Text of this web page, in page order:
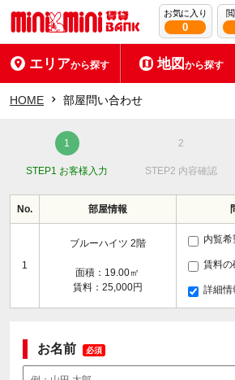
お気に入り
0
エリアから探す 地図から探す
HOME 部屋問い合わせ
STEP1 お客様入力 STEP2 内容確認
No. 部屋情報
1
ブルーハイツ 2階
面積：19.00㎡
賃料：25,000円
内覧希
賃料の
詳細情
お名前 必須